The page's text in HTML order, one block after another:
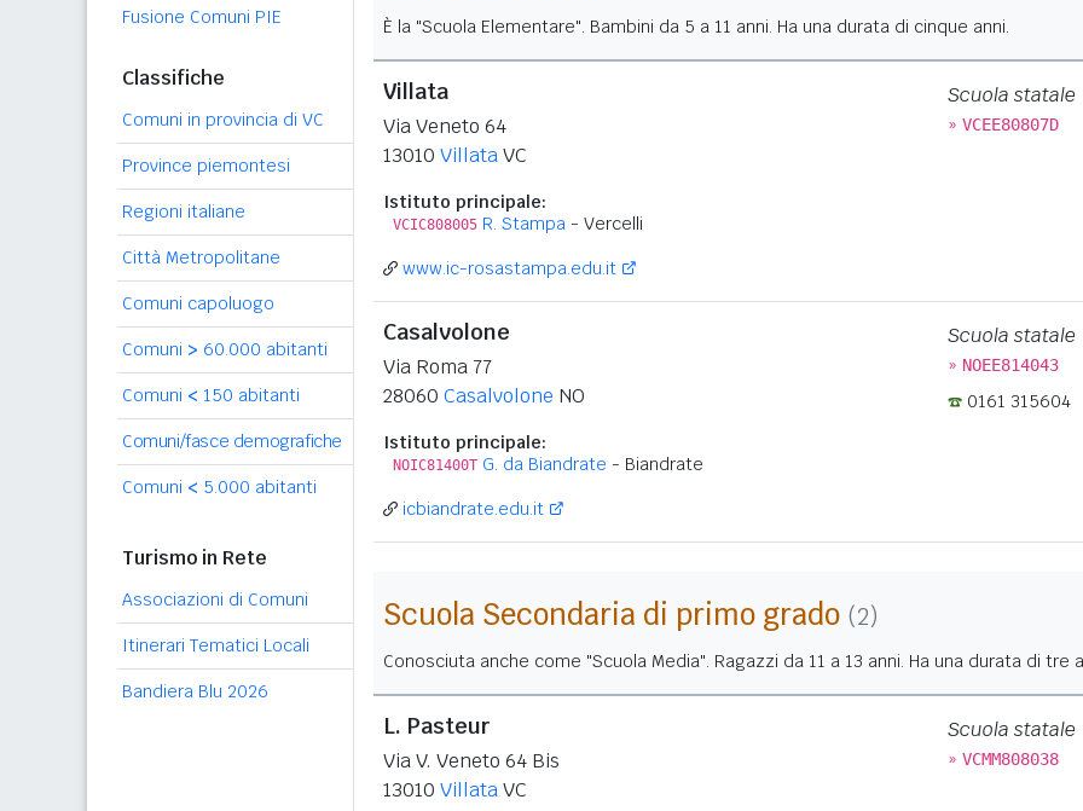
Fusione Comuni PIE
Classifiche
Comuni in provincia di VC
Province piemontesi
Regioni italiane
Città Metropolitane
Comuni capoluogo
Comuni > 60.000 abitanti
Comuni < 150 abitanti
Comuni/fasce demografiche
Comuni < 5.000 abitanti
Turismo in Rete
Associazioni di Comuni
Itinerari Tematici Locali
Bandiera Blu 2026
È la "Scuola Elementare". Bambini da 5 a 11 anni. Ha una durata di cinque anni.
Villata
Via Veneto 64
13010 VillataVC
Istituto principale:
VCIC808005 R. Stampa - Vercelli
Scuola statale
» VCEE80807D
www.ic-rosastampa.edu.it
Casalvolone
Via Roma 77
28060 Casalvolone NO
Istituto principale:
NOIC81400T G. da Biandrate - Biandrate
Scuola statale
» NOEE814043
0161 315604
icbiandrate.edu.it
Scuola Secondaria di primo grado (2)
Conosciuta anche come "Scuola Media". Ragazzi da 11 a 13 anni. Ha una durata di tre
L. Pasteur
Via V. Veneto 64 Bis
13010 VillataVC
Scuola statale
» VCMM808038